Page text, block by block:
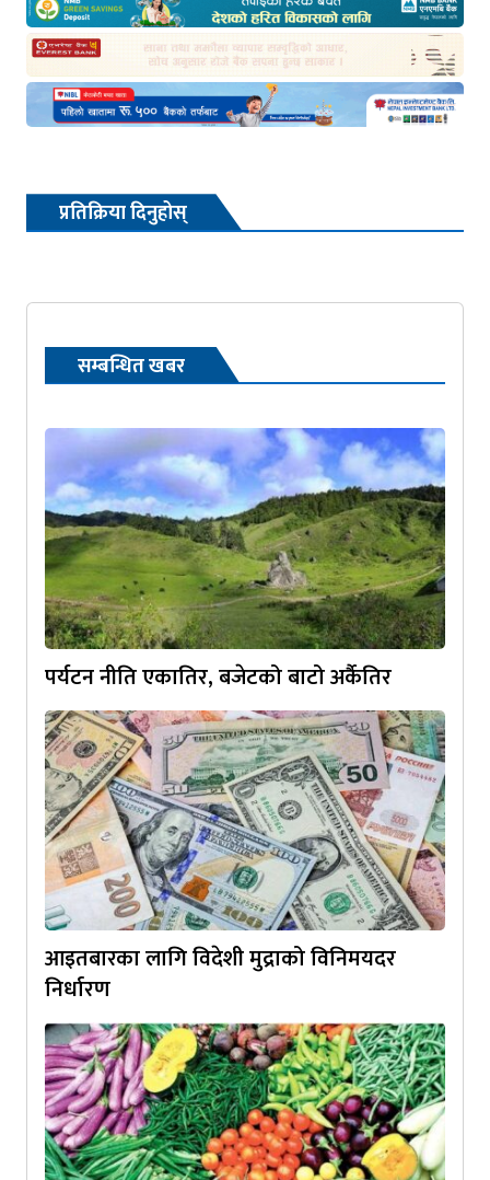
प्रतिक्रिया दिनुहोस्
सम्बन्धित खबर
पर्यटन नीति एकातिर, बजेटको बाटो अर्कैतिर
आइतबारका लागि विदेशी मुद्राको विनिमयदर
निर्धारण